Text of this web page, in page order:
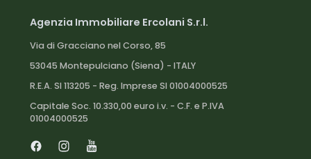
Agenzia Immobiliare Ercolani S.r.l.
Via di Gracciano nel Corso, 85
53045 Montepulciano (Siena) - ITALY
R.E.A. SI 113205 - Reg. Imprese SI 01004000525
Capitale Soc. 10.330,00 euro i.v. - C.F. e P.IVA
01004000525